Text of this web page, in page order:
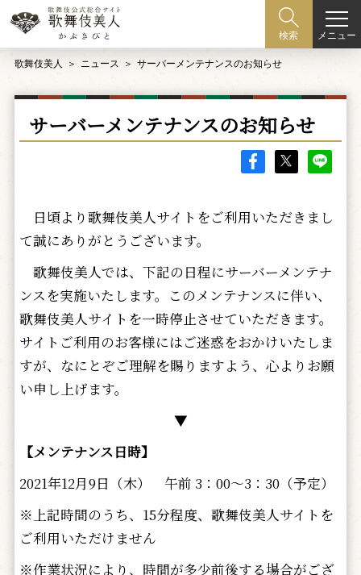
検索 メニュー
歌舞伎美人 ニュース サーバーメンテナンスのお知らせ
サーバーメンテナンスのお知らせ
日頃より歌舞伎美人サイトをご利用いただきまし
て誠にありがとうございます。
歌舞伎美人では、下記の日程にサーバーメンテナ
ンスを実施いたします。このメンテナンスに伴い、
歌舞伎美人サイトを一時停止させていただきます。
サイトご利用のお客様にはご迷惑をおかけいたしま
すが、なにとぞご理解を賜りますよう、心よりお願
い申し上げます。
▼
【メンテナンス日時】
2021年12月9日（木） 午前 3：00～3：30（予定）
※上記時間のうち、15分程度、歌舞伎美人サイトを
ご利用いただけません
※作業状況により、時間が多少前後する場合がござ